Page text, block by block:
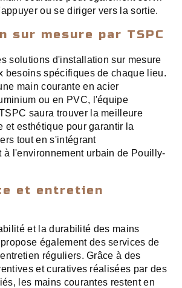
ou se diriger vers la sortie.
sur mesure par TSPC
solutions d'installation sur mesure
besoins spécifiques de chaque lieu.
main courante en acier
ou en PVC, l'équipe
saura trouver la meilleure
et esthétique pour garantir la
tout en s'intégrant
à l'environnement urbain de Pouilly-
et entretien
et la durabilité des mains
également des services de
réguliers. Grâce à des
et curatives réalisées par des
les mains courantes restent en